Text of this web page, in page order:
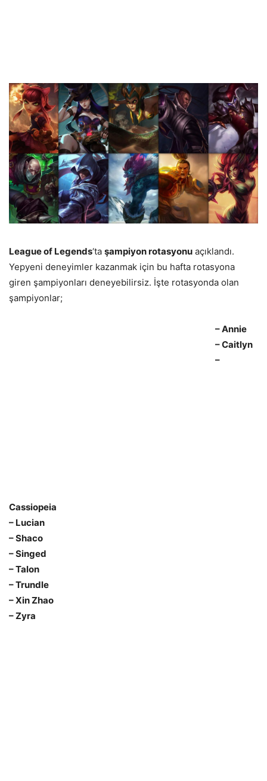
League of Legends‘ta şampiyon rotasyonu açıklandı.
Yepyeni deneyimler kazanmak için bu hafta rotasyona
giren şampiyonları deneyebilirsiz. İşte rotasyonda olan
şampiyonlar;
– Annie
– Caitlyn
–
Cassiopeia
– Lucian
– Shaco
– Singed
– Talon
– Trundle
– Xin Zhao
– Zyra